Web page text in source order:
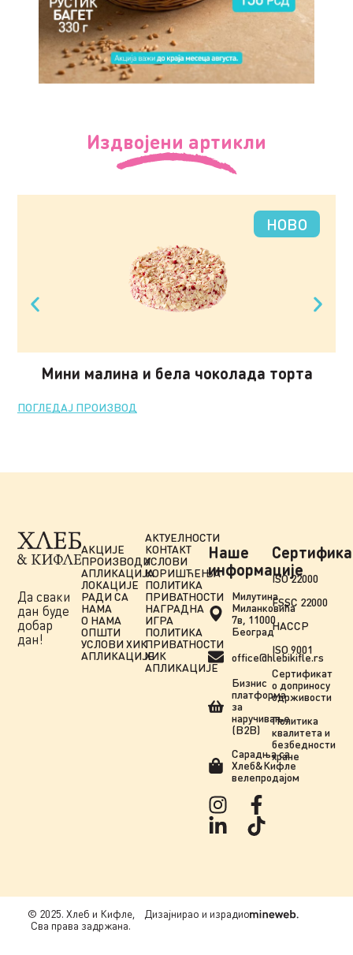
Издвојени артикли
НОВО
Мини малина и бела чоколада торта
ПОГЛЕДАЈ ПРОИЗВОД
Да сваки
дан буде
добар
дан!
АКЦИЈЕ
ПРОИЗВОДИ
АПЛИКАЦИЈА
ЛОКАЦИЈЕ
РАДИ СА
НАМА
О НАМА
ОПШТИ
УСЛОВИ ХИК
АПЛИКАЦИЈЕ
АКТУЕЛНОСТИ
КОНТАКТ
УСЛОВИ
КОРИШЋЕЊА
ПОЛИТИКА
ПРИВАТНОСТИ
НАГРАДНА
ИГРА
ПОЛИТИКА
ПРИВАТНОСТИ
ХИК
АПЛИКАЦИЈЕ
ISO 22000
FSSC 22000
HACCP
ISO 9001
Сертификат
о доприносу
одрживости
Политика
квалитета и
безбедности
хране
Наше
информације
Милутина
Миланковића
7в, 11000
Београд
office@hlebikifle.rs
Бизнис
платформа
за
наручивање
(B2B)
Сарадња сa
Хлеб&Кифле
велепродајом
© 2025. Хлеб и Кифле,
Сва права задржана.
Дизајнирао и израдио